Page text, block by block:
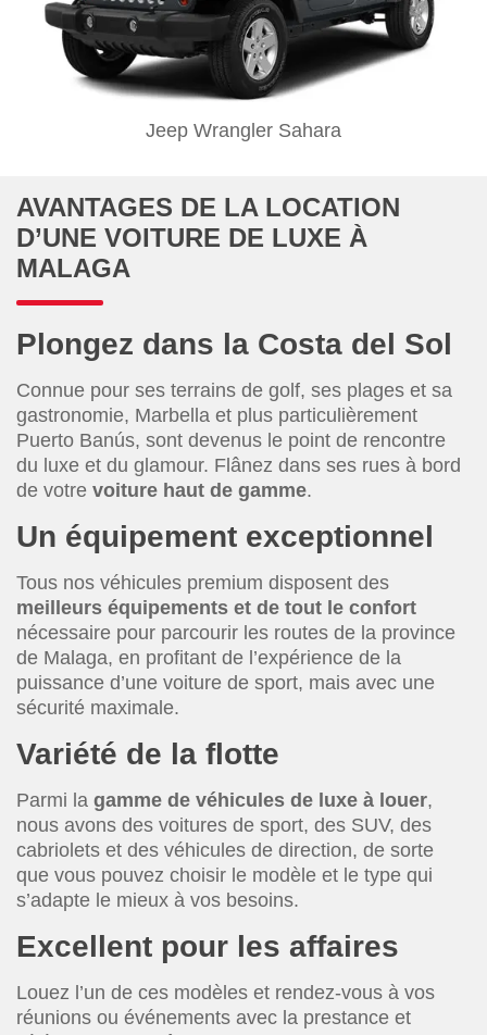
Jeep Wrangler Sahara
AVANTAGES DE LA LOCATION
D’UNE VOITURE DE LUXE À
MALAGA
Plongez dans la Costa del Sol
Connue pour ses terrains de golf, ses plages et sa
gastronomie, Marbella et plus particulièrement
Puerto Banús, sont devenus le point de rencontre
du luxe et du glamour. Flânez dans ses rues à bord
de votre voiture haut de gamme.
Un équipement exceptionnel
Tous nos véhicules premium disposent des
meilleurs équipements et de tout le confort
nécessaire pour parcourir les routes de la province
de Malaga, en profitant de l’expérience de la
puissance d’une voiture de sport, mais avec une
sécurité maximale.
Variété de la flotte
Parmi la gamme de véhicules de luxe à louer,
nous avons des voitures de sport, des SUV, des
cabriolets et des véhicules de direction, de sorte
que vous pouvez choisir le modèle et le type qui
s’adapte le mieux à vos besoins.
Excellent pour les affaires
Louez l’un de ces modèles et rendez-vous à vos
réunions ou événements avec la prestance et